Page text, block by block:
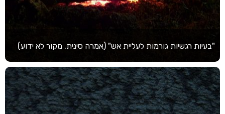
"בעיות רגשיות גורמות לעליית אש" (אמרה סינית, מקור לא ידוע)